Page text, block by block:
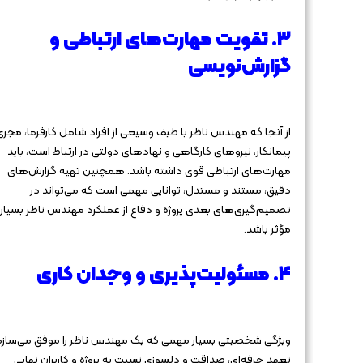
۳. تقویت مهارت‌های ارتباطی و
گزارش‌نویسی
از آنجا که مهندس ناظر با طیف وسیعی از افراد شامل کارفرما،
پیمانکار، نیروهای کارگاهی و نهادهای دولتی در ارتباط است، باید
مهارت‌های ارتباطی قوی داشته باشد. همچنین تهیه گزارش‌های
دقیق، مستند و مستدل، توانایی مهمی است که می‌تواند در
تصمیم‌گیری‌های بعدی پروژه و دفاع از عملکرد مهندس ناظر بسیار
مؤثر باشد.
۴. مسئولیت‌پذیری و وجدان کاری
ویژگی شخصیتی بسیار مهمی که یک مهندس ناظر را موفق